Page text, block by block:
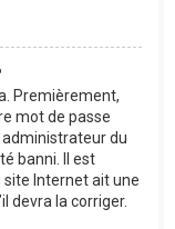
Premièrement,
mot de passe
administrateur du
banni. Il est
Internet ait une
devra la corriger.